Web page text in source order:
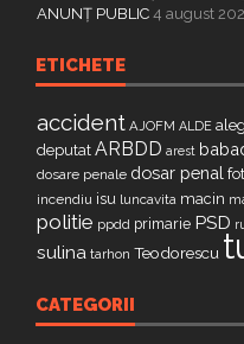
ANUNȚ PUBLIC 4 august
ETICHETE
accident AJOFM ALDE
deputat ARBDD arest
dosare penale dosar penal
incendiu isu luncavita macin
politie ppdd primarie PSD
sulina tarhon Teodorescu
CATEGORII